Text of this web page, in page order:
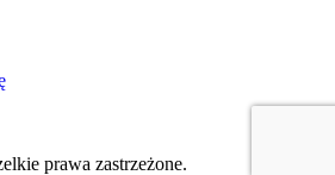
prawa zastrzeżone.